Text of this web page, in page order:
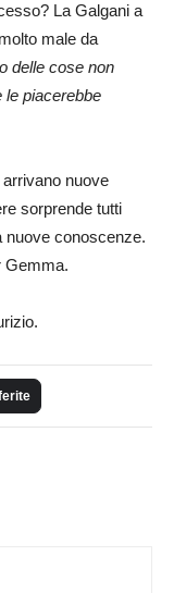
La Galgani a
male da
delle cose non
le piacerebbe
nuove
sorprende tutti
nuove conoscenze.
Gemma.